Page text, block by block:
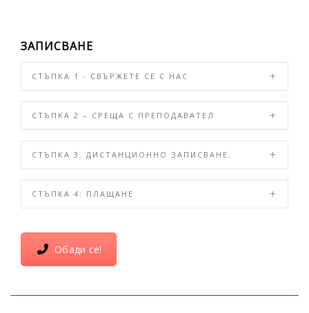
ЗАПИСВАНЕ
СТЪПКА 1 - СВЪРЖЕТЕ СЕ С НАС
СТЪПКА 2 – СРЕЩА С ПРЕПОДАВАТЕЛ
СТЪПКА 3: ДИСТАНЦИОННО ЗАПИСВАНЕ.
СТЪПКА 4: ПЛАЩАНЕ
Обади се!